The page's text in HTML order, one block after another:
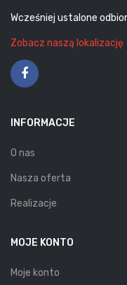
Wcześniej ustalone
Zobacz naszą lokalizację
INFORMACJE
O nas
Nasza oferta
Realizacje
MOJE KONTO
Moje konto